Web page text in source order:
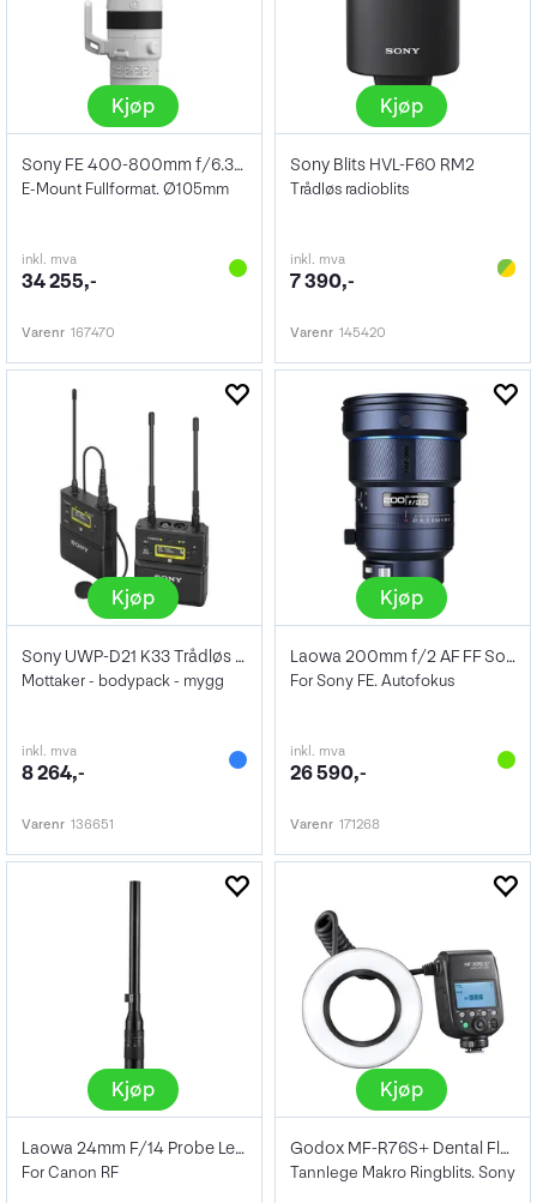
Kjøp
Sony FE 400-800mm f/6.3-8 OSS
E-Mount Fullformat. Ø105mm
inkl. mva
34 255,-
Varenr 167470
Kjøp
Sony Blits HVL-F60 RM2
Trådløs radioblits
inkl. mva
7 390,-
Varenr 145420
Kjøp
Sony UWP-D21 K33 Trådløs lyd-kit
Mottaker - bodypack - mygg
inkl. mva
8 264,-
Varenr 136651
Kjøp
Laowa 200mm f/2 AF FF Sony FE
For Sony FE. Autofokus
inkl. mva
26 590,-
Varenr 171268
Kjøp
Laowa 24mm F/14 Probe Lens
For Canon RF
Kjøp
Godox MF-R76S+ Dental Flash Sony
Tannlege Makro Ringblits. Sony